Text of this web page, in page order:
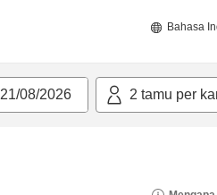
Bahasa
21/08/2026 2 tamu per